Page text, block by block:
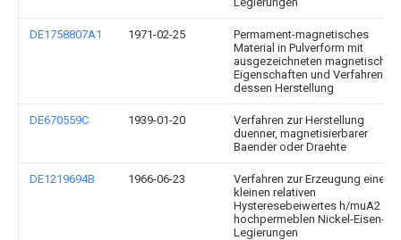
DE1758807A1 1971-02-25
Permament-magnetisches
Material in Pulverform mit
ausgezeichneten magnetischen
Eigenschaften und Verfahren zu
dessen Herstellung
DE670559C 1939-01-20
Verfahren zur Herstellung
duenner, magnetisierbarer
Baender oder Draehte
DE1219694B 1966-06-23
Verfahren zur Erzeugung eines
kleinen relativen
Hysteresebeiwertes h/muA2 in
hochpermeblen Nickel-Eisen-
Legierungen